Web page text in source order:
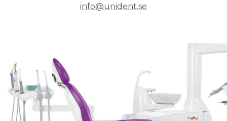
info@unident.se